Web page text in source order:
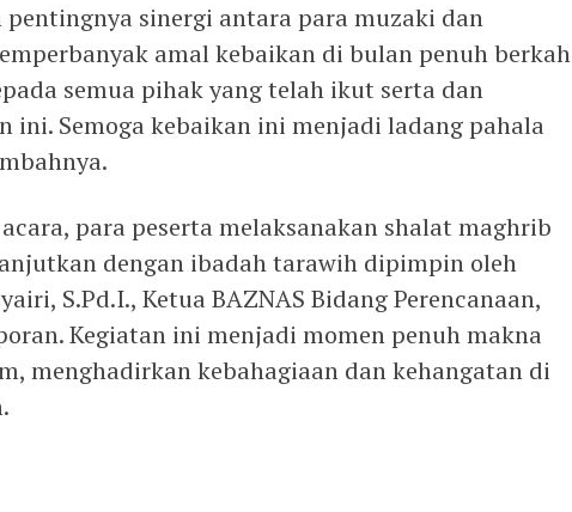
pentingnya sinergi antara para muzaki dan
amal kebaikan di bulan penuh berkah
semua pihak yang telah ikut serta dan
ini. Semoga kebaikan ini menjadi ladang pahala
para peserta melaksanakan shalat maghrib
dengan ibadah tarawih dipimpin oleh
S.Pd.I., Ketua BAZNAS Bidang Perencanaan,
Kegiatan ini menjadi momen penuh makna
menghadirkan kebahagiaan dan kehangatan di